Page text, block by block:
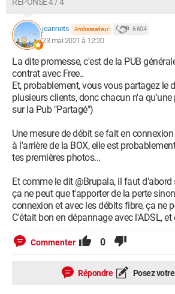
jeannets Ambassadeur 6 604
23 mai 2021 à 12:20
La dite promesse, c'est de la PUB
contrat avec Free..
Et, probablement, vous vous partagez le
plusieurs clients, donc chacun n'a qu'une
sur la Pub "Partagé")
Une mesure de débit se fait en
à l'arrière de la BOX, elle est
tes premières photos...
Et comme le dit @Brupala, il faut d'abord
ça ne peut que t'apporter de la perte
connexion et avec les débits fibre, ça ne
C'était bon en dépannage avec l'ADSL,
Commenter 0
Répondre Posez